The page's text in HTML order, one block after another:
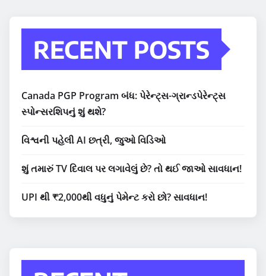
RECENT POSTS
Canada PGP Program બંધ: પેરેન્ટ્સ-ગ્રાન્ડપેરેન્ટ્સ
સ્પોન્સરશિપનું શું થશે?
વિશ્વની પહેલી AI છત્રી, જુઓ વિડિઓ
શું તમારું TV દિવાલ પર લગાવેલું છે? તો થઈ જાઓ સાવધાન!
UPI થી ₹2,000થી વધુનું પેમેન્ટ કરો છો? સાવધાન!